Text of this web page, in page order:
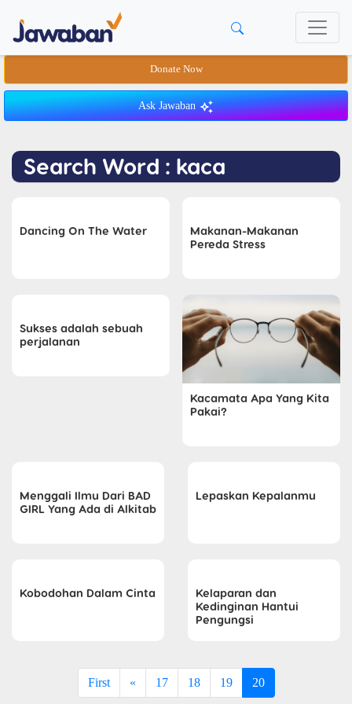
Donate Now
Ask Jawaban
Search Word : kaca
Dancing On The Water
Makanan-Makanan
Pereda Stress
Sukses adalah sebuah
perjalanan
Kacamata Apa Yang Kita
Pakai?
Menggali Ilmu Dari BAD
GIRL Yang Ada di Alkitab
Lepaskan Kepalanmu
Kobodohan Dalam Cinta
Kelaparan dan
Kedinginan Hantui
Pengungsi
First « 17 18 19 20